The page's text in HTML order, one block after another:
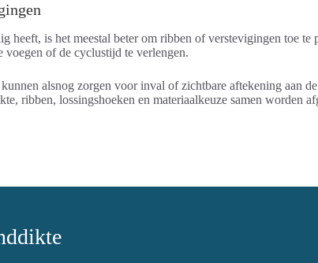
heeft, is het meestal beter om ribben of verstevigingen toe te
voegen of de cyclustijd te verlengen.
alsnog zorgen voor inval of zichtbare aftekening aan
ribben, lossingshoeken en materiaalkeuze samen worden